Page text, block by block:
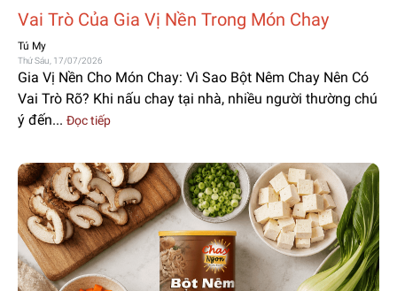
Vai Trò Của Gia Vị Nền Trong Món Chay
Tú My
Thứ Sáu, 17/07/2026
Gia Vị Nền Cho Món Chay: Vì Sao Bột Nêm Chay Nên Có
Vai Trò Rõ? Khi nấu chay tại nhà, nhiều người thường chú
ý đến... Đọc tiếp